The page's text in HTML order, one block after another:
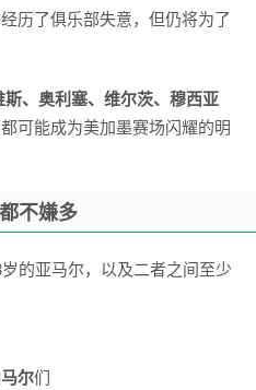
历了俱乐部失意，但仍将为了
斯、奥利塞、维尔茨、穆西亚
可能成为美加墨赛场闪耀的明
不嫌多
的亚马尔，以及二者之间至少
尔们